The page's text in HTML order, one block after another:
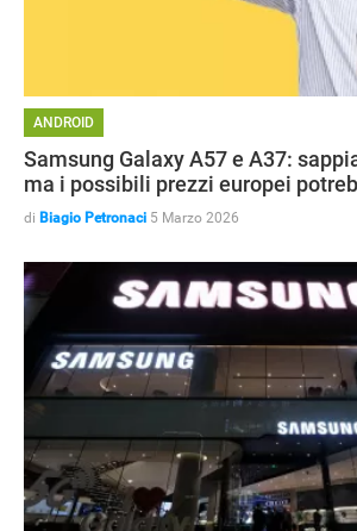
APPLE
ANDROID
Samsung Galaxy A57 e A37:
ma i possibili prezzi europei
di Biagio Petronaci 5 Marzo 2026